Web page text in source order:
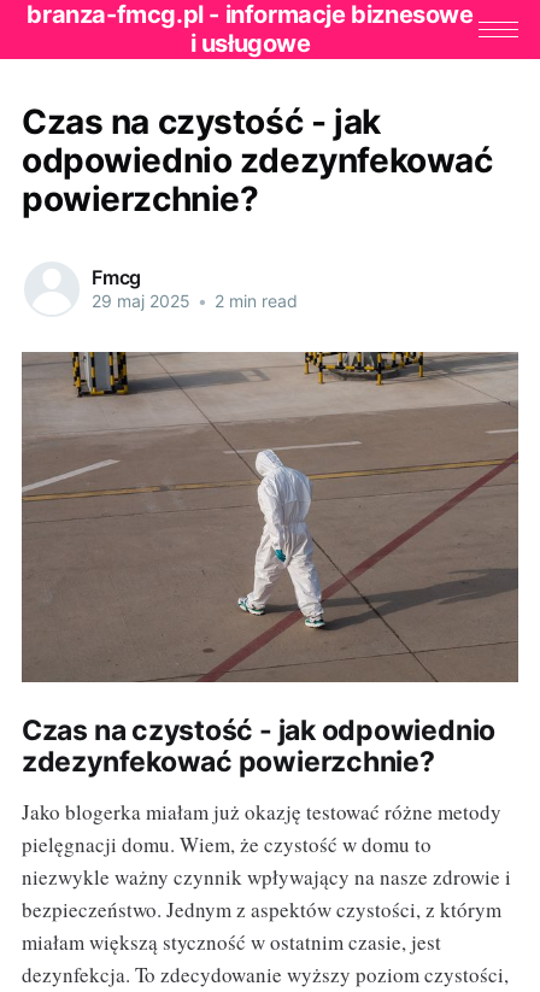
branza-fmcg.pl - informacje biznesowe
i usługowe
Czas na czystość - jak
odpowiednio zdezynfekować
powierzchnie?
Fmcg
29 maj 2025 • 2 min read
Czas na czystość - jak odpowiednio
zdezynfekować powierzchnie?
Jako blogerka miałam już okazję testować różne metody
pielęgnacji domu. Wiem, że czystość w domu to
niezwykle ważny czynnik wpływający na nasze zdrowie i
bezpieczeństwo. Jednym z aspektów czystości, z którym
miałam większą styczność w ostatnim czasie, jest
dezynfekcja. To zdecydowanie wyższy poziom czystości,